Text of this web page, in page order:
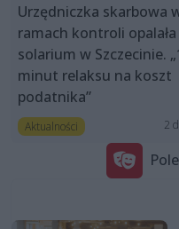
Urzędniczka skarbowa
ramach kontroli
solarium w Szczecinie.
minut relaksu na koszt
podatnika”
Aktualności 2